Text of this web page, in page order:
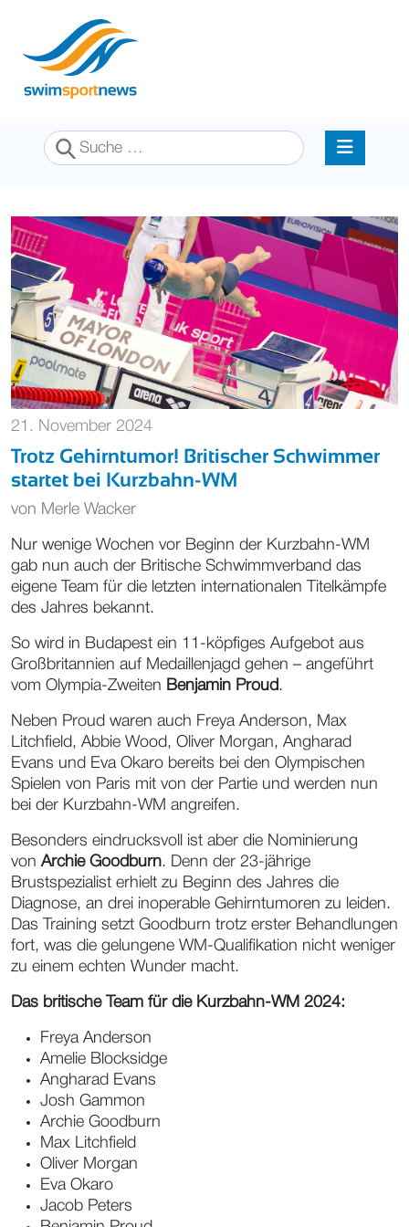
Suchen
21. November 2024
Trotz Gehirntumor! Britischer Schwimmer
startet bei Kurzbahn-WM
von Merle Wacker
Nur wenige Wochen vor Beginn der Kurzbahn-WM
gab nun auch der Britische Schwimmverband das
eigene Team für die letzten internationalen Titelkämpfe
des Jahres bekannt.
So wird in Budapest ein 11-köpfiges Aufgebot aus
Großbritannien auf Medaillenjagd gehen – angeführt
vom Olympia-Zweiten Benjamin Proud.
Neben Proud waren auch Freya Anderson, Max
Litchfield, Abbie Wood, Oliver Morgan, Angharad
Evans und Eva Okaro bereits bei den Olympischen
Spielen von Paris mit von der Partie und werden nun
bei der Kurzbahn-WM angreifen.
Besonders eindrucksvoll ist aber die Nominierung
von Archie Goodburn. Denn der 23-jährige
Brustspezialist erhielt zu Beginn des Jahres die
Diagnose, an drei inoperable Gehirntumoren zu leiden.
Das Training setzt Goodburn trotz erster Behandlungen
fort, was die gelungene WM-Qualifikation nicht weniger
zu einem echten Wunder macht.
Das britische Team für die Kurzbahn-WM 2024:
Freya Anderson
Amelie Blocksidge
Angharad Evans
Josh Gammon
Archie Goodburn
Max Litchfield
Oliver Morgan
Eva Okaro
Jacob Peters